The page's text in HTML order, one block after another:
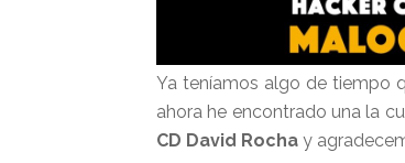
Ya teníamos algo de tiempo
ahora he encontrado una la
CD David Rocha y